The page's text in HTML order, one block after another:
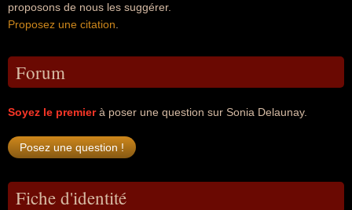
proposons de nous les suggérer.
Proposez une citation
Forum
Soyez le premierà poser une question sur Sonia Delaunay.
Fiche d'identité